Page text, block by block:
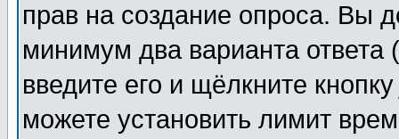
прав на создание опроса. Вы
минимум два варианта ответа
введите его и щёлкните
можете установить лимит